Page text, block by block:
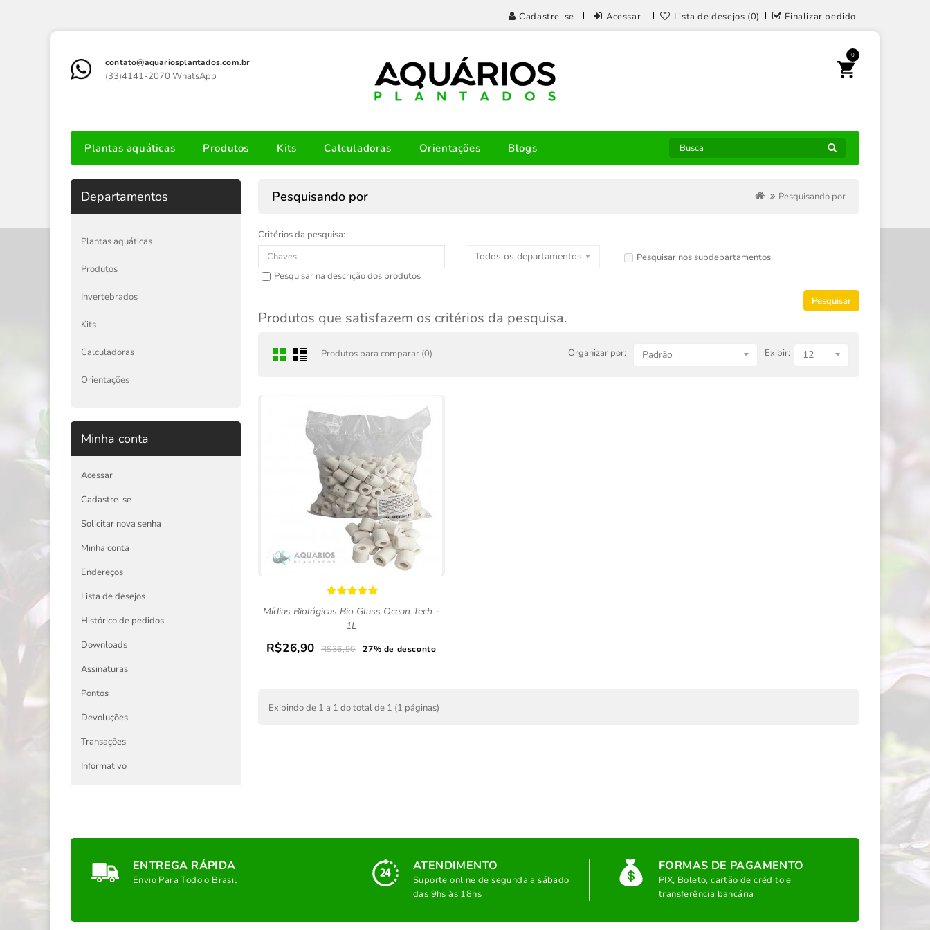
Cadastre-se Acessar Lista de desejos (0) Finalizar pedido
contato@aquariosplantados.com.br
(33)4141-2070 WhatsApp
0
Plantas aquáticas Produtos Kits Calculadoras Orientações Blogs
Departamentos
Plantas aquáticas
Produtos
Invertebrados
Kits
Calculadoras
Orientações
Minha conta
Acessar
Cadastre-se
Solicitar nova senha
Minha conta
Endereços
Lista de desejos
Histórico de pedidos
Downloads
Assinaturas
Pontos
Devoluções
Transações
Informativo
Pesquisando por Pesquisando por
Critérios da pesquisa:
Todos os departamentos
Pesquisar nos subdepartamentos
Pesquisar na descrição dos produtos
Produtos que satisfazem os critérios da pesquisa.
Produtos para comparar (0) Organizar por: Padrão Exibir: 12
Mídias Biológicas Bio Glass Ocean Tech -
1L
R$26,90 R$36,90 27% de desconto
Exibindo de 1 a 1 do total de 1 (1 páginas)
ENTREGA RÁPIDA
Envio Para Todo o Brasil
ATENDIMENTO
Suporte online de segunda a sábado
das 9hs às 18hs
FORMAS DE PAGAMENTO
PIX, Boleto, cartão de crédito e
transferência bancária